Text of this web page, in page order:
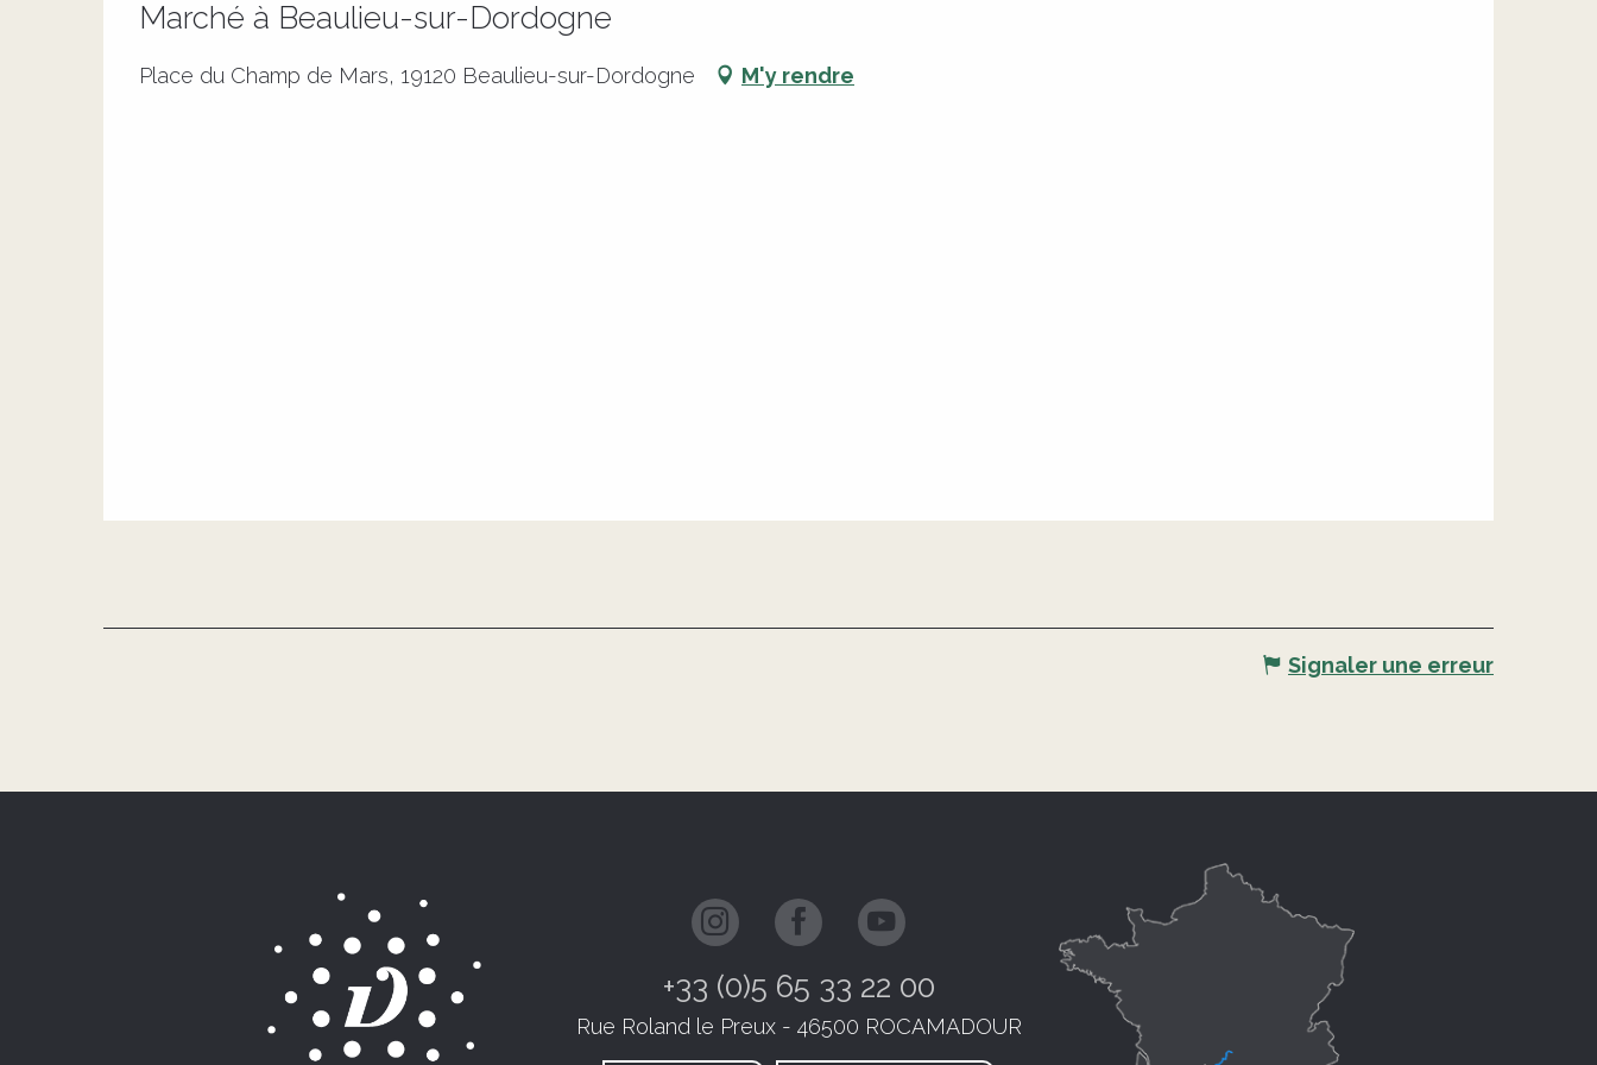
Marché à Beaulieu-sur-Dordogne
Place du Champ de Mars, 19120 Beaulieu-sur-Dordogne M'y rendre
Signaler une erreur
+33 (0)5 65 33 22 00
Rue Roland le Preux - 46500 ROCAMADOUR